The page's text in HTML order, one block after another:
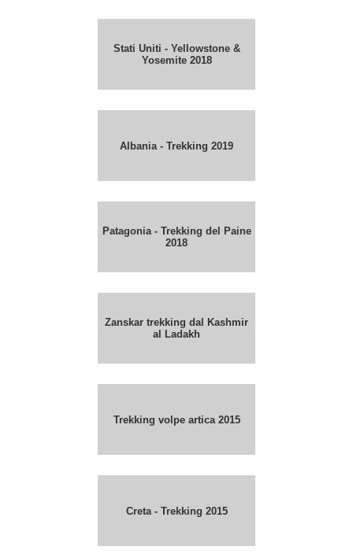
Stati Uniti - Yellowstone &
Yosemite 2018
Albania - Trekking 2019
Patagonia - Trekking del Paine
2018
Zanskar trekking dal Kashmir
al Ladakh
Trekking volpe artica 2015
Creta - Trekking 2015